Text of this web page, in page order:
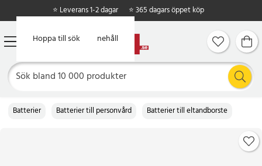
Hoppa till huvudinnehåll
Hoppa till sök
⭐ Leverans 1-2 dagar ⭐ 365 dagars öppet köp
Batterier Batterier till personvård Batterier till eltandborste